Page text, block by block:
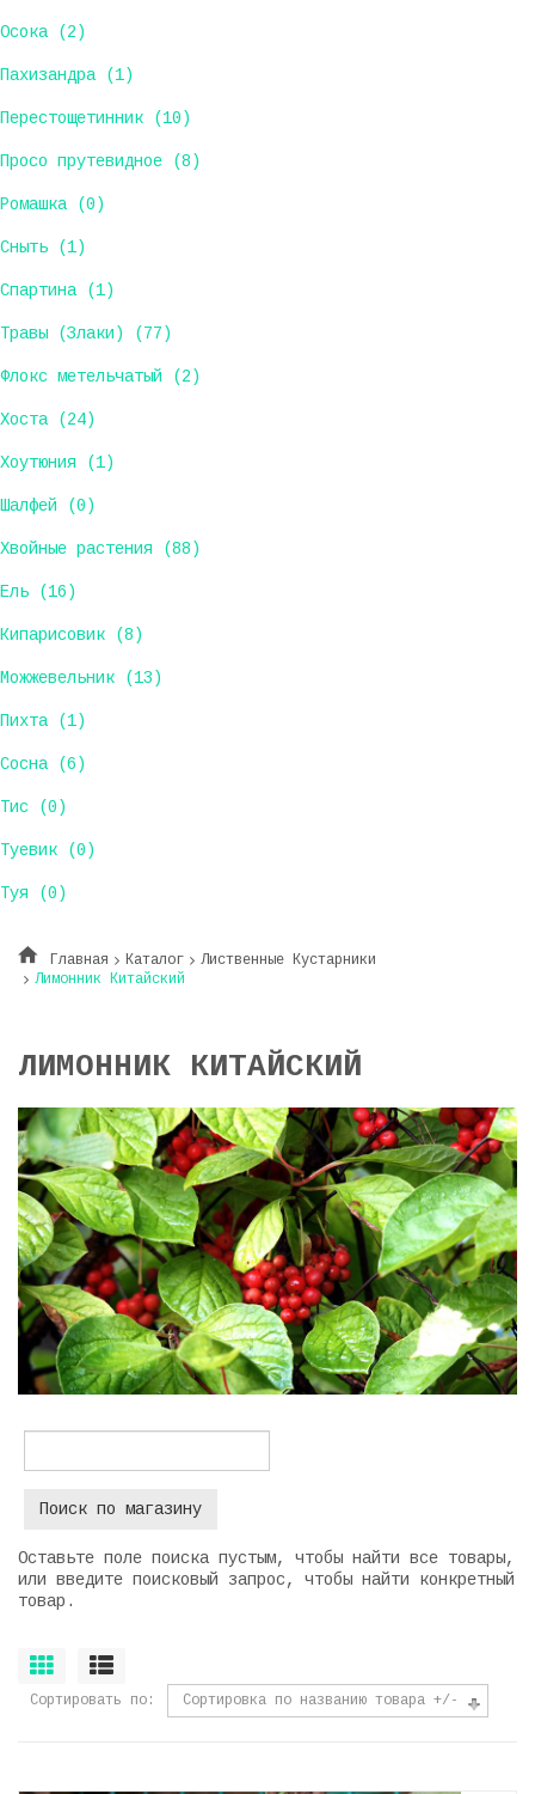
Осока (2)
Пахизандра (1)
Перестощетинник (10)
Просо прутевидное (8)
Ромашка (0)
Сныть (1)
Спартина (1)
Травы (Злаки) (77)
Флокс метельчатый (2)
Хоста (24)
Хоутюния (1)
Шалфей (0)
Хвойные растения (88)
Ель (16)
Кипарисовик (8)
Можжевельник (13)
Пихта (1)
Сосна (6)
Тис (0)
Туевик (0)
Туя (0)
Главная Каталог
Лиственные Кустарники
Лимонник Китайский
ЛИМОННИК КИТАЙСКИЙ
Оставьте поле поиска пустым, чтобы найти все товары,
или введите поисковый запрос, чтобы найти конкретный
товар.
Сортировать по Сортировка по названию товара +/-